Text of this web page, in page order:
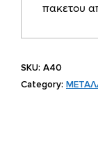
πακετου
SKU: A40
Category: